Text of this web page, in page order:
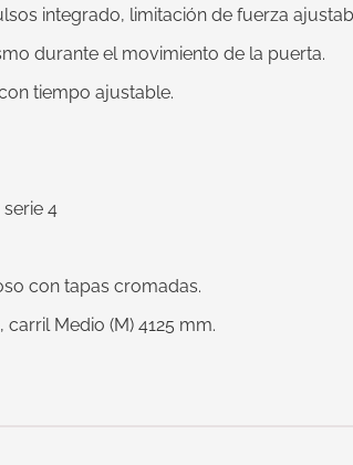
integrado, limitación de fuerza
durante el movimiento de la puerta.
tiempo ajustable.
4
con tapas cromadas.
carril Medio (M) 4125 mm.